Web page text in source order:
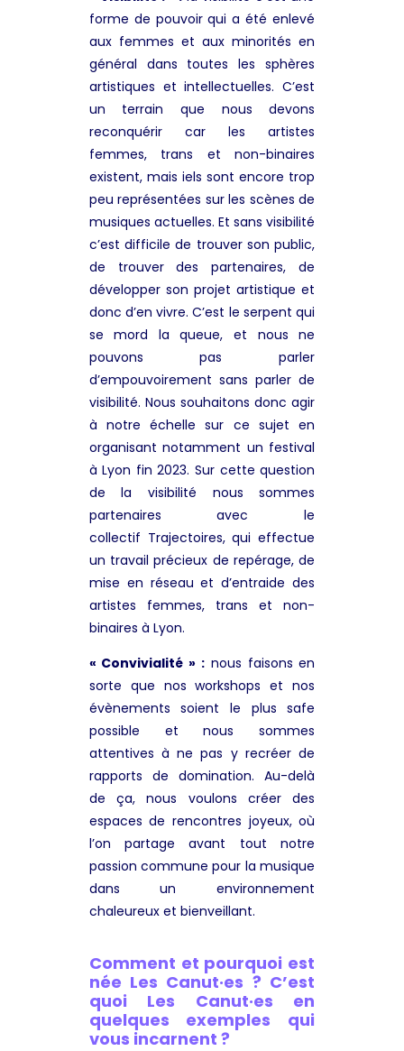
forme de pouvoir qui a été enlevé
aux femmes et aux minorités en
général dans toutes les sphères
artistiques et intellectuelles. C’est
un terrain que nous devons
reconquérir car les artistes
femmes, trans et non-binaires
existent, mais iels sont encore trop
peu représentées sur les scènes de
musiques actuelles. Et sans visibilité
c’est difficile de trouver son public,
de trouver des partenaires, de
développer son projet artistique et
donc d’en vivre. C’est le serpent qui
se mord la queue, et nous ne
pouvons pas parler
d’empouvoirement sans parler de
visibilité. Nous souhaitons donc agir
à notre échelle sur ce sujet en
organisant notamment un festival
à Lyon fin 2023. Sur cette question
de la visibilité nous sommes
partenaires avec le
collectif Trajectoires, qui effectue
un travail précieux de repérage, de
mise en réseau et d’entraide des
artistes femmes, trans et non-
binaires à Lyon.
« Convivialité » : nous faisons en
sorte que nos workshops et nos
évènements soient le plus safe
possible et nous sommes
attentives à ne pas y recréer de
rapports de domination. Au-delà
de ça, nous voulons créer des
espaces de rencontres joyeux, où
l’on partage avant tout notre
passion commune pour la musique
dans un environnement
chaleureux et bienveillant.
Comment et pourquoi est
née Les Canut·es ? C’est
quoi Les Canut·es en
quelques exemples qui
vous incarnent ?